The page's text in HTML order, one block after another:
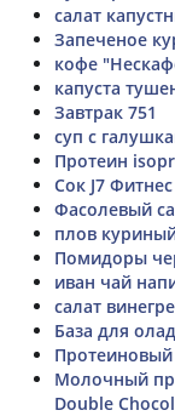
салат
Запеченое
кофе
капуста
Завтрак 751
суп с
Протеин
Сок J7 Фитнес
Фасолевый
плов
Помидоры
иван чай
салат
База для
Протеиновый
Молочный
Double